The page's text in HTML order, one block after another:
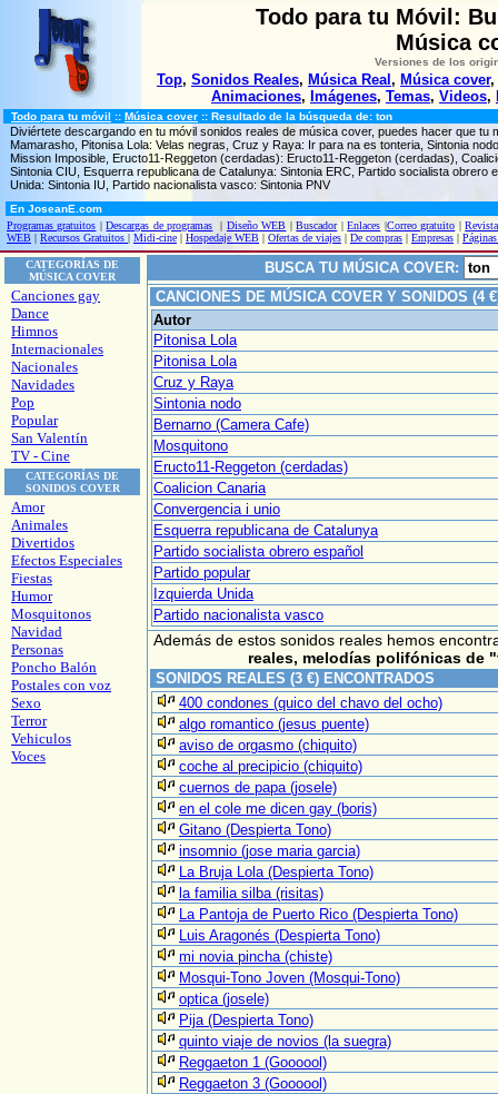
Todo para tu Móvil:
Música
Versiones de los
Top, Sonidos Reales, Música Real , Música cover,
Animaciones, Imágenes, Temas, Videos,
Todo para tu móvil :: Música cover :: Resultado de la búsqueda de: ton
Diviértete descargando en tu móvil sonidos reales de música cover, puedes hacer que
Mamarasho, Pitonisa Lola: Velas negras, Cruz y Raya: Ir para na es tonteria, Sintonia
Mission Imposible, Eructo11-Reggeton (cerdadas): Eructo11-Reggeton (cerdadas),
Sintonia CIU, Esquerra republicana de Catalunya: Sintonia ERC, Partido socialista obrero
Unida: Sintonia IU, Partido nacionalista vasco: Sintonia PNV
En JoseanE.com
Programas gratuitos |Descargas de programas | Diseño WEB |Buscador|Enlaces |Correo gratuito |
WEB | Recursos Gratuitos | Midi-cine | Hospedaje WEB | Ofertas de viajes | De compras | Empresas |
CATEGORÍAS DE
MÚSICA COVER
Canciones gay
Dance
Himnos
Internacionales
Nacionales
Navidades
Pop
Popular
San Valentín
TV - Cine
CATEGORÍAS DE
SONIDOS COVER
Amor
Animales
Divertidos
Efectos Especiales
Fiestas
Humor
Mosquitonos
Navidad
Personas
Poncho Balón
Postales con voz
Sexo
Terror
Vehiculos
Voces
BUSCA TU MÚSICA COVER:
CANCIONES DE MÚSICA COVER Y SONIDOS (4
Autor
Pitonisa Lola
Pitonisa Lola
Cruz y Raya
Sintonia nodo
Bernarno (Camera Cafe)
Mosquitono
Eructo11-Reggeton (cerdadas)
Coalicion Canaria
Convergencia i unio
Esquerra republicana de Catalunya
Partido socialista obrero español
Partido popular
Izquierda Unida
Partido nacionalista vasco
Además de estos sonidos reales hemos
reales, melodías polifónicas de
SONIDOS REALES (3 €) ENCONTRADOS
400 condones (quico del chavo del ocho)
algo romantico (jesus puente)
aviso de orgasmo (chiquito)
coche al precipicio (chiquito)
cuernos de papa (josele)
en el cole me dicen gay (boris)
Gitano (Despierta Tono)
insomnio (jose maria garcia)
La Bruja Lola (Despierta Tono)
la familia silba (risitas)
La Pantoja de Puerto Rico (Despierta Tono)
Luis Aragonés (Despierta Tono)
mi novia pincha (chiste)
Mosqui-Tono Joven (Mosqui-Tono)
optica (josele)
Pija (Despierta Tono)
quinto viaje de novios (la suegra)
Reggaeton 1 (Goooool)
Reggaeton 3 (Goooool)